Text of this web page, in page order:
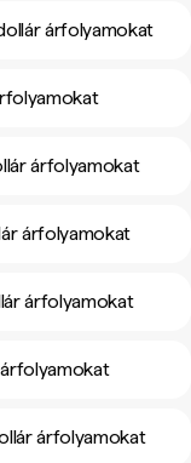
árfolyamokat
árfolyamokat
árfolyamokat
árfolyamokat
árfolyamokat